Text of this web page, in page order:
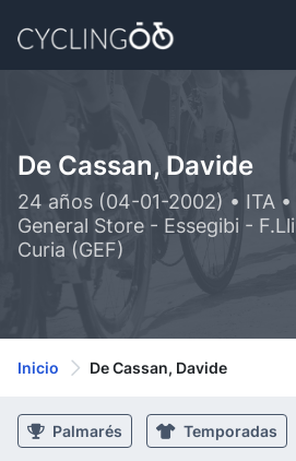
De Cassan, Davide
24 años (04-01-2002) • ITA •
General Store - Essegibi - F.Lli
Curia (GEF)
Inicio De Cassan, Davide
Palmarés Temporadas